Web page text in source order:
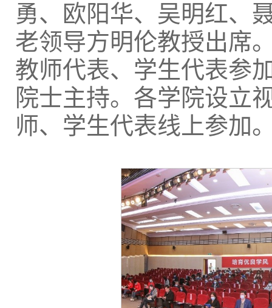
勇、欧阳华、吴明红、
老领导方明伦教授出席
教师代表、学生代表参
院士主持。各学院设立
师、学生代表线上参加